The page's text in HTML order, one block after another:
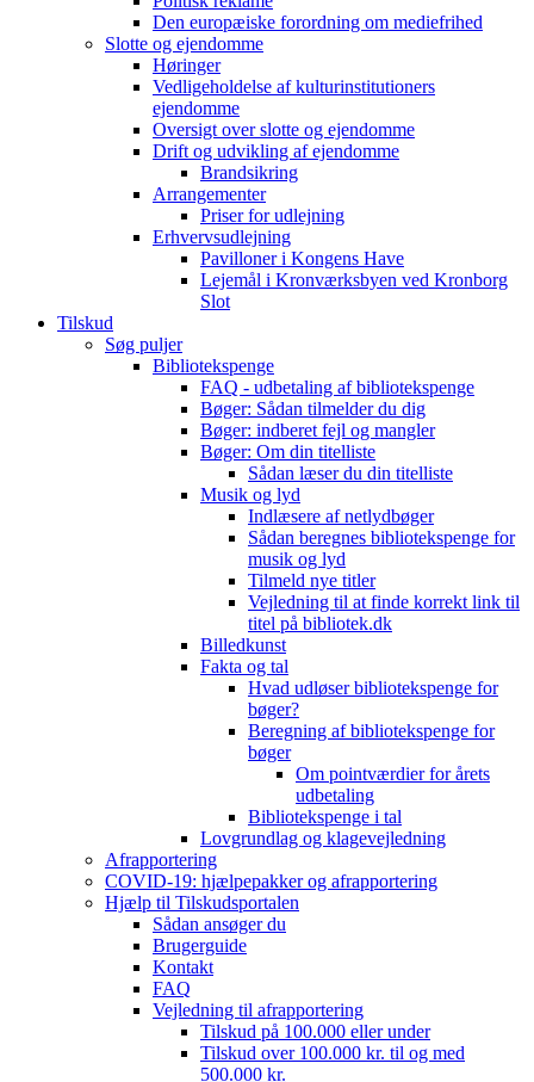
Den europæiske forordning om mediefrihed
Slotte og ejendomme
Høringer
Vedligeholdelse af kulturinstitutioners
ejendomme
Oversigt over slotte og ejendomme
Drift og udvikling af ejendomme
Brandsikring
Arrangementer
Priser for udlejning
Erhvervsudlejning
Pavilloner i Kongens Have
Lejemål i Kronværksbyen ved Kronborg
Slot
Tilskud
Søg puljer
Bibliotekspenge
FAQ - udbetaling af bibliotekspenge
Bøger: Sådan tilmelder du dig
Bøger: indberet fejl og mangler
Bøger: Om din titelliste
Sådan læser du din titelliste
Musik og lyd
Indlæsere af netlydbøger
Sådan beregnes bibliotekspenge for
musik og lyd
Tilmeld nye titler
Vejledning til at finde korrekt link til
titel på bibliotek.dk
Billedkunst
Fakta og tal
Hvad udløser bibliotekspenge for
bøger?
Beregning af bibliotekspenge for
bøger
Om pointværdier for årets
udbetaling
Bibliotekspenge i tal
Lovgrundlag og klagevejledning
Afrapportering
COVID-19: hjælpepakker og afrapportering
Hjælp til Tilskudsportalen
Sådan ansøger du
Brugerguide
Kontakt
FAQ
Vejledning til afrapportering
Tilskud på 100.000 eller under
Tilskud over 100.000 kr. til og med
500.000 kr.